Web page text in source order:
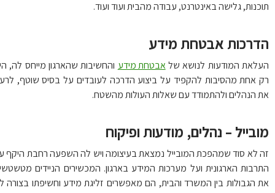
גלישה באינטרנט, עבודה מהבית ועוד ועוד.
אבטחת מידע
המודעות לנושא שלאבטחת מידעוהחשיבות שהארגון מייחס לה, היא
אחת מהסיבות להקפיד על ביצוע הדרכה לעובדים על בסיס שוטף, לרענן
הנהלים ולהתמודד עם שאלות העולות מהשטח.
– נהלים, מודעות ופיקוח
לא סוד שמהפכת המובייל נמצאת בעיצומה ויש לה השפעה רחבת היקף על
הארגונית ועל מערכות המידע בארגון. המכשירים הניידים מטשטשים
הגבולות בין המשרד והבית, הם מאפשרים זליגת מידע וחשיפתו בצורה לא